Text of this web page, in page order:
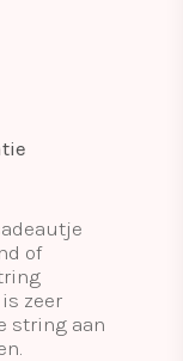
of
zeer
string aan